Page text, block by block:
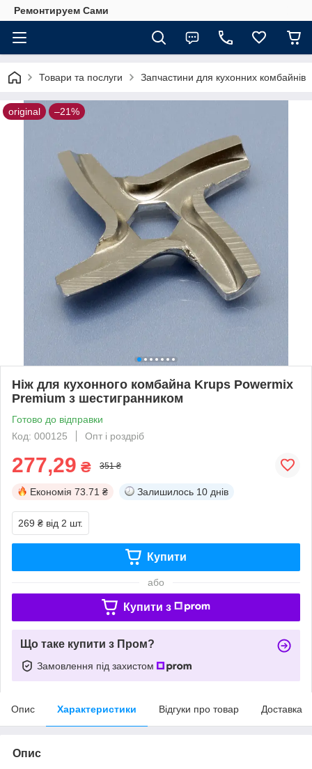
Ремонтируем Сами
Товари та послуги Запчастини для кухонних комбайнів
original –21%
Ніж для кухонного комбайна Krups Powermix
Premium з шестигранником
Готово до відправки
Код: 000125
Опт і роздріб
277,29 ₴ 351 ₴
Економія 73.71 ₴ Залишилось 10 днів
269 ₴ від 2 шт.
Купити
або
Купити з
Що таке купити з Пром?
Замовлення під захистом
Опис Характеристики Відгуки про товар Доставка
Опис